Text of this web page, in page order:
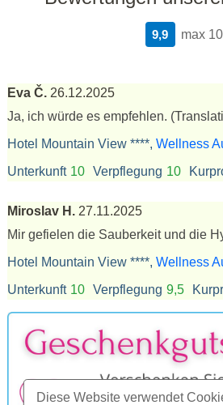
Diese Website verwendet
max 10
9,9
Eva Č. 26.12.2025
Ja, ich würde es empfehlen.
Hotel Mountain View ****, Wellness
Unterkunft 10 Verpflegung 10
Miroslav H. 27.11.2025
Mir gefielen die Sauberkeit und die
Hotel Mountain View ****, Wellness
Unterkunft 10 Verpflegung 9,5